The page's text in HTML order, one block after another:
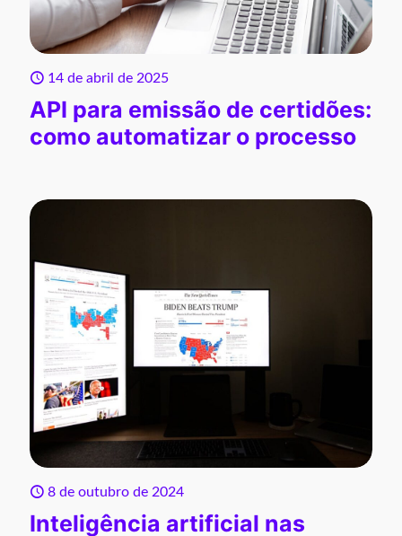
14 de abril de 2025
API para emissão de certidões:
como automatizar o processo
8 de outubro de 2024
Inteligência artificial nas